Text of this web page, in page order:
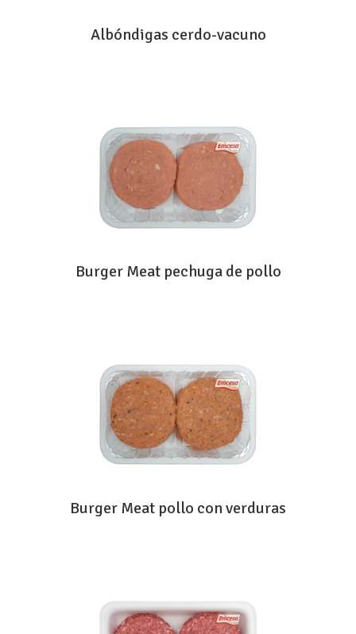
Albóndigas cerdo-vacuno
Burger Meat pechuga de pollo
Burger Meat pollo con verduras